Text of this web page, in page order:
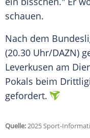
schauen.
Nach dem
(20.30 Uhr/DAZN)
Leverkusen am
Pokals beim
gefordert.
Quelle:2025 Sport-